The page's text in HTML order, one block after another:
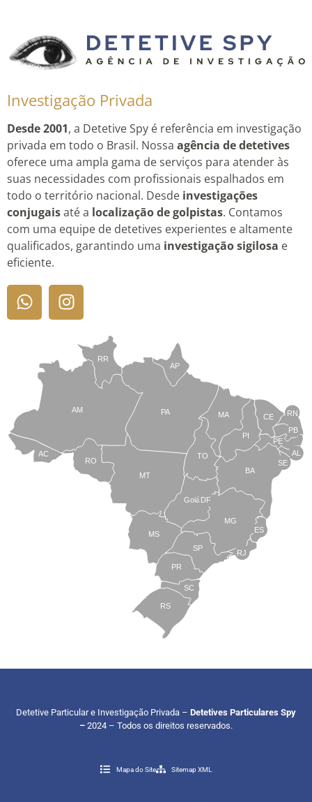
Investigação Privada
Desde 2001, a Detetive Spy é referência em investigação
privada em todo o Brasil. Nossa agência de detetives
oferece uma ampla gama de serviços para atender às
suas necessidades com profissionais espalhados em
todo o território nacional. Desde investigações
conjugaisaté a localização de golpistas. Contamos
com uma equipe de detetives experientes e altamente
qualificados, garantindo uma investigação sigilosa e
eficiente.
TO
BA
SE
PE
AL
RN
CE
PI
MA
AP
PA
RR
AM
AC
RO
MT
MS
Goiás
PR
SC
RS
SP
MG
RJ
ES
DF
PB
Detetive Particular e Investigação Privada – Detetives Particulares Spy
– 2024 – Todos os direitos reservados.
Mapa do Site Sitemap XML